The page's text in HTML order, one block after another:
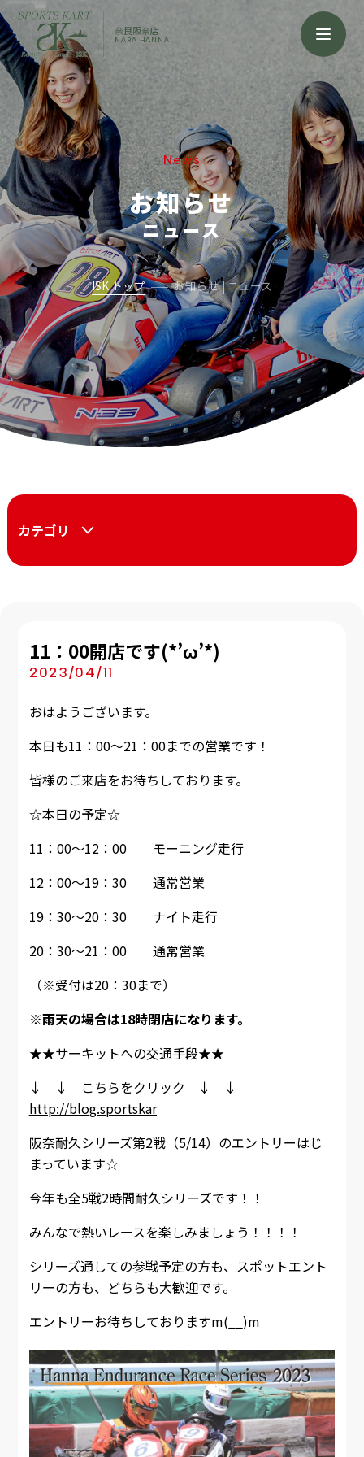
奈良阪奈店
NARA HANNA
News
お知らせ
ニュース
ISK トップ お知らせ | ニュース
カテゴリ
11：00開店です(*’ω’*)
2023/04/11
おはようございます。
本日も11：00～21：00までの営業です！
皆様のご来店をお待ちしております。
☆本日の予定☆
11：00～12：00 モーニング走行
12：00～19：30 通常営業
19：30～20：30 ナイト走行
20：30～21：00 通常営業
（※受付は20：30まで）
※雨天の場合は18時閉店になります。
★★サーキットへの交通手段★★
↓ ↓ こちらをクリック ↓ ↓
http://blog.sportskar
阪奈耐久シリーズ第2戦（5/14）のエントリーはじ
まっています☆
今年も全5戦2時間耐久シリーズです！！
みんなで熱いレースを楽しみましょう！！！！
シリーズ通しての参戦予定の方も、スポットエント
リーの方も、どちらも大歓迎です。
エントリーお待ちしておりますm(__)m